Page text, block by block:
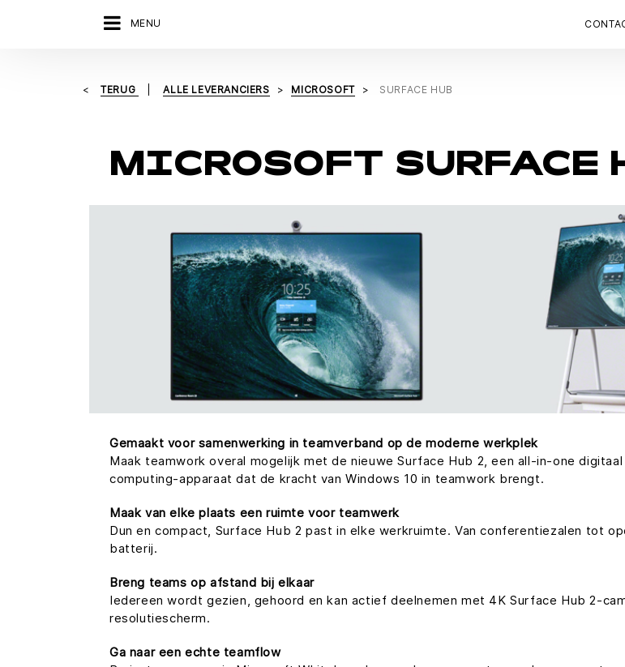
MENU
TERUG ALLE LEVERANCIERS MICROSOFT SURFACE HUB
MICROSOFT SURFACE
Gemaakt voor samenwerking in teamverband op de moderne werkplek
Maak teamwork overal mogelijk met de nieuwe Surface Hub 2, een all-in-one
computing-apparaat dat de kracht van Windows 10 in teamwork brengt.
Maak van elke plaats een ruimte voor teamwerk
Dun en compact, Surface Hub 2 past in elke werkruimte. Van conferentiezalen tot
batterij.
Breng teams op afstand bij elkaar
Iedereen wordt gezien, gehoord en kan actief deelnemen met 4K Surface Hub 2-
resolutiescherm.
Ga naar een echte teamflow